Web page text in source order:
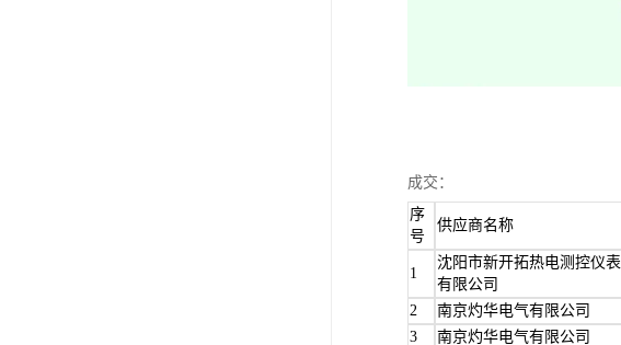
成交：
序
号
供应商名称
1
沈阳市新开拓热电测控仪表
有限公司
2
南京灼华电气有限公司
3
南京灼华电气有限公司